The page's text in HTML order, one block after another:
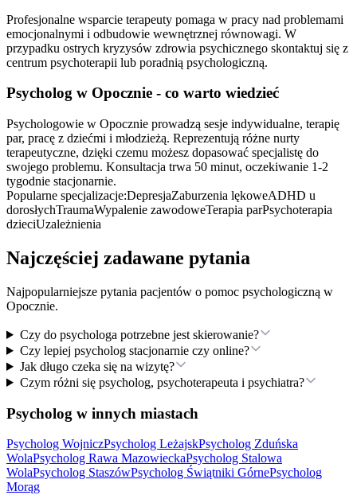
Profesjonalne wsparcie terapeuty pomaga w pracy nad problemami
emocjonalnymi i odbudowie wewnętrznej równowagi. W
przypadku ostrych kryzysów zdrowia psychicznego skontaktuj się z
centrum psychoterapii lub poradnią psychologiczną.
Psycholog w Opocznie - co warto wiedzieć
Psychologowie w Opocznie prowadzą sesje indywidualne, terapię
par, pracę z dziećmi i młodzieżą. Reprezentują różne nurty
terapeutyczne, dzięki czemu możesz dopasować specjalistę do
swojego problemu. Konsultacja trwa 50 minut, oczekiwanie 1-2
tygodnie stacjonarnie.
Popularne specjalizacje:DepresjaZaburzenia lękoweADHD u
dorosłychTraumaWypalenie zawodoweTerapia parPsychoterapia
dzieciUzależnienia
Najczęściej zadawane pytania
Najpopularniejsze pytania pacjentów o pomoc psychologiczną w
Opocznie.
Czy do psychologa potrzebne jest skierowanie?
Czy lepiej psycholog stacjonarnie czy online?
Jak długo czeka się na wizytę?
Czym różni się psycholog, psychoterapeuta i psychiatra?
Psycholog w innych miastach
Psycholog WojniczPsycholog LeżajskPsycholog Zduńska
WolaPsycholog Rawa MazowieckaPsycholog Stalowa
WolaPsycholog StaszówPsycholog Świątniki GórnePsycholog
Morąg